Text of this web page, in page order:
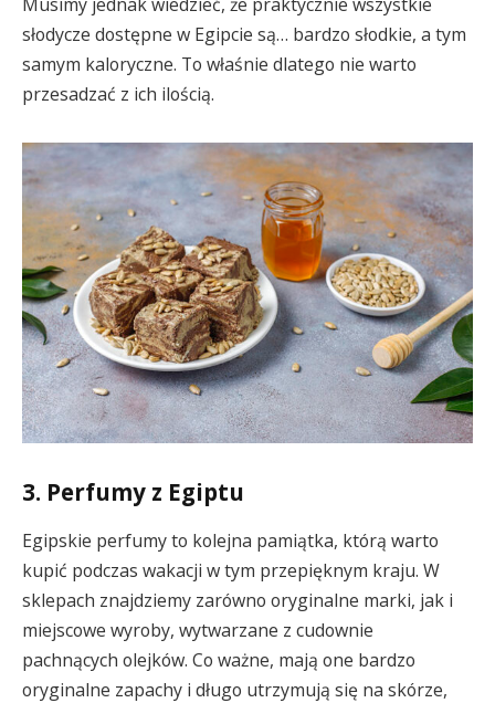
słodycze dostępne w Egipcie są… bardzo słodkie, a tym
samym kaloryczne. To właśnie dlatego nie warto
przesadzać z ich ilością.
3. Perfumy z Egiptu
Egipskie perfumy to kolejna pamiątka, którą warto
kupić podczas wakacji w tym przepięknym kraju. W
sklepach znajdziemy zarówno oryginalne marki, jak i
miejscowe wyroby, wytwarzane z cudownie
pachnących olejków. Co ważne, mają one bardzo
oryginalne zapachy i długo utrzymują się na skórze,